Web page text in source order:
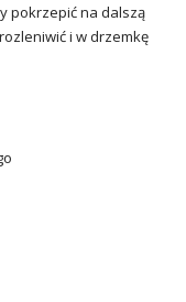
pokrzepić na dalszą
i w drzemkę